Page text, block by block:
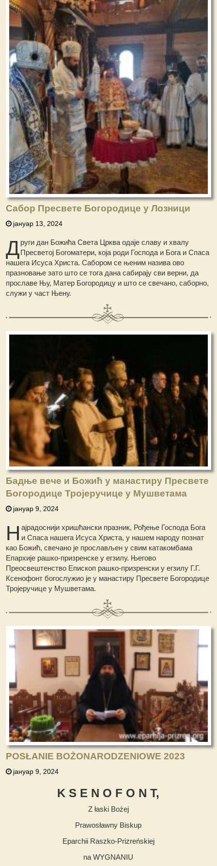
Сабор Пресвете Богородице у Лозници
јануар 13, 2024
Други дан Божића Света Црква одаје славу и хвалу
Пресветој Богоматери, која роди Господа и Бога и Спаса
нашега Исуса Христа. Сабором се њеним назива ово
празновање зато што се тога дана сабирају сви верни, да
прославе Њу, Матер Богородицу и што се свечано, саборно,
служи у част Њену.
Бадње вече и Божић у манастиру Пресвете
Богородице Тројеручице у Мушветама
јануар 9, 2024
Н ајрадоснији хришћански празник, Рођење Господа Бога
и Спаса нашега Исуса Христа, у нашем народу познат
као Божић, свечано је прослављен у свим катакомбама
Епархије рашко-призренске у егзилу. Његово
Преосвештенство Епископ рашко-призренски у егзилу Г.Г.
Ксенофонт богослужио је у манастиру Пресвете Богородице
Тројеручице у Мушветама.
POSŁANIE BOŻONARODZENIOWE 2023
јануар 9, 2024
K S E N O F O N T,
Z łaski Bożej
Prawosławny Biskup
Eparchii Raszko-Prizreńskiej
na WYGNANIU